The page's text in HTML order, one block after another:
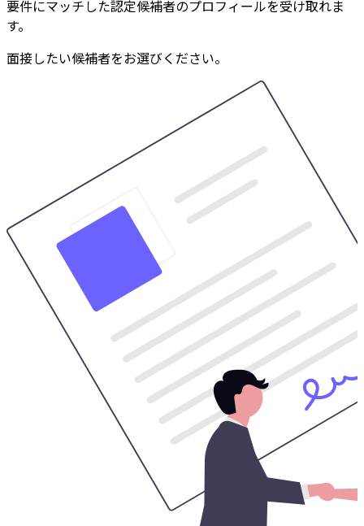
要件にマッチした認定候補者のプロフィールを受け取れま
す。
面接したい候補者をお選びください。